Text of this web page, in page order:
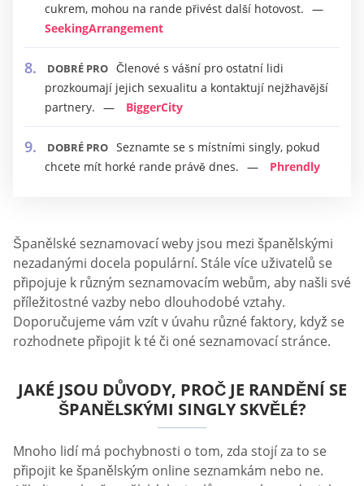
cukrem, mohou na rande přivést další hotovost.
SeekingArrangement
DOBRÉ PRO Členové s vášní pro ostatní lidi
prozkoumají jejich sexualitu a kontaktují nejžhavější
partnery.
BiggerCity
DOBRÉ PRO Seznamte se s místními singly, pokud
chcete mít horké rande právě dnes.
Phrendly
Španělské seznamovací weby jsou mezi španělskými
nezadanými docela populární. Stále více uživatelů se
připojuje k různým seznamovacím webům, aby našli své
příležitostné vazby nebo dlouhodobé vztahy.
Doporučujeme vám vzít v úvahu různé faktory, když se
rozhodnete připojit k té či oné seznamovací stránce.
JAKÉ JSOU DŮVODY, PROČ JE RANDĚNÍ SE
ŠPANĚLSKÝMI SINGLY SKVĚLÉ?
Mnoho lidí má pochybnosti o tom, zda stojí za to se
připojit ke španělským online seznamkám nebo ne.